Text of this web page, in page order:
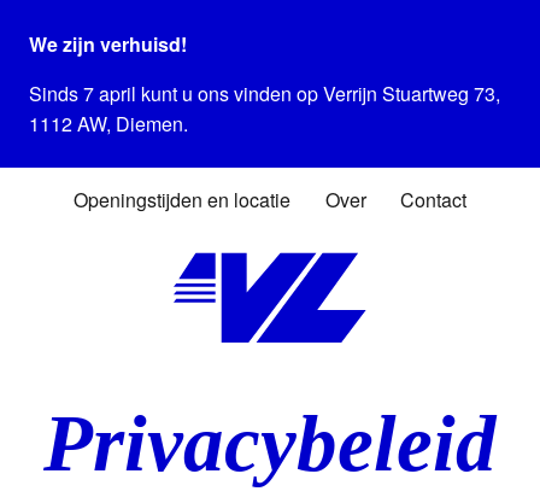
We zijn verhuisd!
Sinds 7 april kunt u ons vinden op Verrijn Stuartweg 73,
1112 AW, Diemen.
Openingstijden en locatie Over Contact
Privacybeleid